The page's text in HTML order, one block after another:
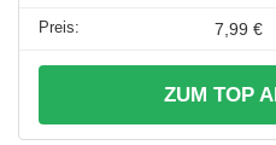
7,99 €
ZUM TOP